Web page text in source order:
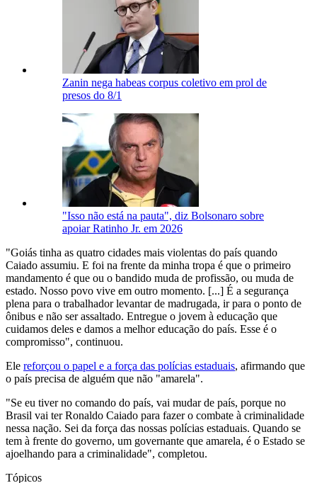
Zanin nega habeas corpus coletivo em prol de
presos do 8/1
"Isso não está na pauta", diz Bolsonaro sobre
apoiar Ratinho Jr. em 2026
"Goiás tinha as quatro cidades mais violentas do país quando
Caiado assumiu. E foi na frente da minha tropa é que o primeiro
mandamento é que ou o bandido muda de profissão, ou muda de
estado. Nosso povo vive em outro momento. [...] É a segurança
plena para o trabalhador levantar de madrugada, ir para o ponto de
ônibus e não ser assaltado. Entregue o jovem à educação que
cuidamos deles e damos a melhor educação do país. Esse é o
compromisso", continuou.
Ele reforçou o papel e a força das polícias estaduais, afirmando que
o país precisa de alguém que não "amarela".
"Se eu tiver no comando do país, vai mudar de país, porque no
Brasil vai ter Ronaldo Caiado para fazer o combate à criminalidade
nessa nação. Sei da força das nossas polícias estaduais. Quando se
tem à frente do governo, um governante que amarela, é o Estado se
ajoelhando para a criminalidade", completou.
Tópicos